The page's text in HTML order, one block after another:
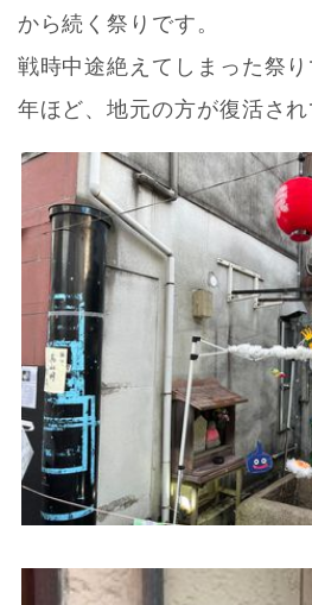
から続く祭りです。
戦時中途絶えてしまった祭
年ほど、地元の方が復活され